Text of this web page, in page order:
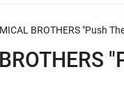
BROTHERS "Push